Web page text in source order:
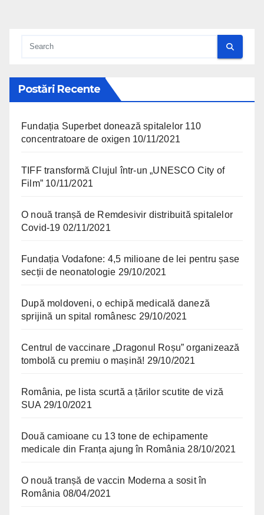
Postări Recente
Fundația Superbet donează spitalelor 110
concentratoare de oxigen 10/11/2021
TIFF transformă Clujul într-un „UNESCO City of
Film” 10/11/2021
O nouă tranșă de Remdesivir distribuită spitalelor
Covid-19 02/11/2021
Fundația Vodafone: 4,5 milioane de lei pentru șase
secții de neonatologie 29/10/2021
După moldoveni, o echipă medicală daneză
sprijină un spital românesc 29/10/2021
Centrul de vaccinare „Dragonul Roșu” organizează
tombolă cu premiu o mașină! 29/10/2021
România, pe lista scurtă a țărilor scutite de viză
SUA 29/10/2021
Două camioane cu 13 tone de echipamente
medicale din Franța ajung în România 28/10/2021
O nouă tranșă de vaccin Moderna a sosit în
România 08/04/2021